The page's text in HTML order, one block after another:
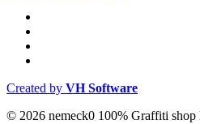
Created by VH Software
© 2026 nemeck0 100% Graffiti shop